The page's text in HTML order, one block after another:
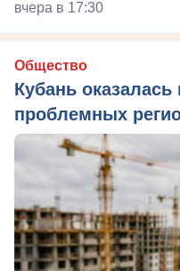
вчера в 17:30
Общество
Кубань
проблемных